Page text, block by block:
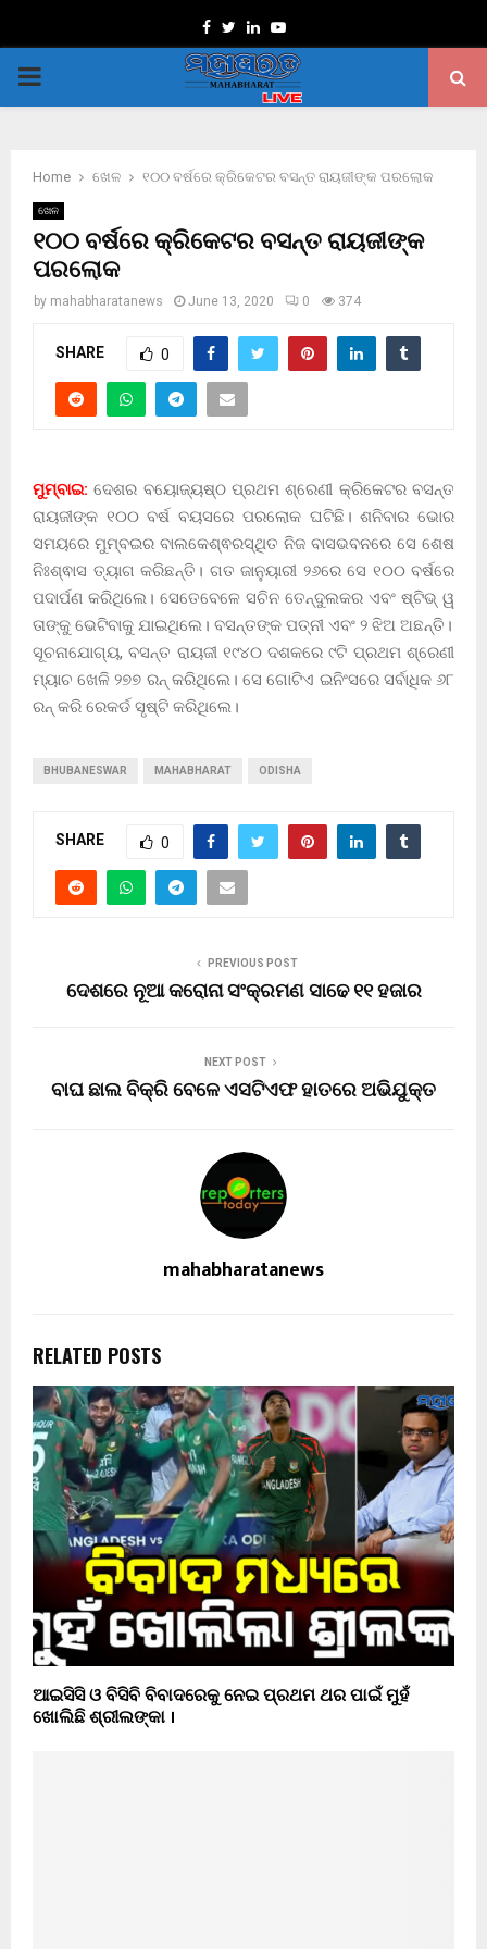
Facebook
TwitterLinkedinYoutube
PRIMARY
Home ଖେଳ ୧୦୦ ବର୍ଷରେ କ୍ରିକେଟର ବସନ୍ତ ରାୟଜୀଙ୍କ ପରଲୋକ
ଖେଳ
୧୦୦ ବର୍ଷରେ କ୍ରିକେଟର ବସନ୍ତ ରାୟଜୀଙ୍କ
ପରଲୋକ
by mahabharatanews June 13, 2020 0 374
SHARE 0
ମୁମ୍ବାଇ: ଦେଶର ବୟୋଜ୍ୟଷ୍ଠ ପ୍ରଥମ ଶ୍ରେଣୀ କ୍ରିକେଟର ବସନ୍ତ
ରାୟଜୀଙ୍କ ୧୦୦ ବର୍ଷ ବୟସରେ ପରଲୋକ ଘଟିଛି। ଶନିବାର ଭୋର
ସମୟରେ ମୁମ୍ବଇର ବାଲକେଶ୍ଵରସ୍ଥିତ ନିଜ ବାସଭବନରେ ସେ ଶେଷ
ନିଃଶ୍ଵାସ ତ୍ୟାଗ କରିଛନ୍ତି। ଗତ ଜାନୁୟାରୀ ୨୬ରେ ସେ ୧୦୦ ବର୍ଷରେ
ପଦାର୍ପଣ କରିଥିଲେ। ସେତେବେଳେ ସଚିନ ତେନ୍ଦୁଲକର ଏବଂ ଷ୍ଟିଭ୍‌ ୱ
ତାଙ୍କୁ ଭେଟିବାକୁ ଯାଇଥିଲେ। ବସନ୍ତଙ୍କ ପତ୍ନୀ ଏବଂ ୨ ଝିଅ ଅଛନ୍ତି।
ସୂଚନାଯୋଗ୍ୟ, ବସନ୍ତ ରାୟଜୀ ୧୯୪୦ ଦଶକରେ ୯ଟି ପ୍ରଥମ ଶ୍ରେଣୀ
ମ୍ୟାଚ ଖେଳି ୨୭୭ ରନ୍‌ କରିଥିଲେ। ସେ ଗୋଟିଏ ଇନିଂସରେ ସର୍ବାଧିକ ୬୮
ରନ୍‌ କରି ରେକର୍ଡ ସୃଷ୍ଟି କରିଥିଲେ।
BHUBANESWAR MAHABHARAT ODISHA
SHARE 0
PREVIOUS POST
ଦେଶରେ ନୂଆ କରୋନା ସଂକ୍ରମଣ ସାଢେ ୧୧ ହଜାର
NEXT POST
ବାଘ ଛାଲ ବିକ୍ରି ବେଳେ ଏସଟିଏଫ ହାତରେ ଅଭିଯୁକ୍ତ
mahabharatanews
RELATED POSTS
ଆଇସିସି ଓ ବିସିବି ବିବାଦରେକୁ ନେଇ ପ୍ରଥମ ଥର ପାଇଁ ମୁହଁ
ଖୋଲିଛି ଶ୍ରୀଲଙ୍କା ।